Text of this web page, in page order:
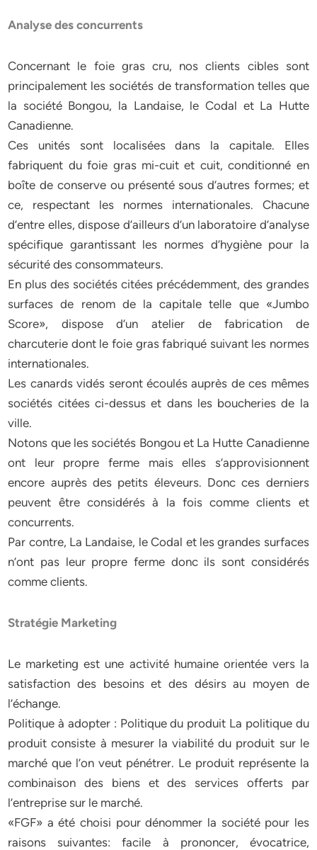
Analyse des concurrents
Concernant le foie gras cru, nos clients cibles sont
principalement les sociétés de transformation telles que
la société Bongou, la Landaise, le Codal et La Hutte
Canadienne.
Ces unités sont localisées dans la capitale. Elles
fabriquent du foie gras mi-cuit et cuit, conditionné en
boîte de conserve ou présenté sous d’autres formes; et
ce, respectant les normes internationales. Chacune
d’entre elles, dispose d’ailleurs d’un laboratoire d’analyse
spécifique garantissant les normes d’hygiène pour la
sécurité des consommateurs.
En plus des sociétés citées précédemment, des grandes
surfaces de renom de la capitale telle que «Jumbo
Score», dispose d’un atelier de fabrication de
charcuterie dont le foie gras fabriqué suivant les normes
internationales.
Les canards vidés seront écoulés auprès de ces mêmes
sociétés citées ci-dessus et dans les boucheries de la
ville.
Notons que les sociétés Bongou et La Hutte Canadienne
ont leur propre ferme mais elles s’approvisionnent
encore auprès des petits éleveurs. Donc ces derniers
peuvent être considérés à la fois comme clients et
concurrents.
Par contre, La Landaise, le Codal et les grandes surfaces
n’ont pas leur propre ferme donc ils sont considérés
comme clients.
Stratégie Marketing
Le marketing est une activité humaine orientée vers la
satisfaction des besoins et des désirs au moyen de
l’échange.
Politique à adopter : Politique du produit La politique du
produit consiste à mesurer la viabilité du produit sur le
marché que l’on veut pénétrer. Le produit représente la
combinaison des biens et des services offerts par
l’entreprise sur le marché.
«FGF» a été choisi pour dénommer la société pour les
raisons suivantes: facile à prononcer, évocatrice,